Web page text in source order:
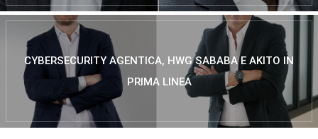
CYBERSECURITY AGENTICA, HWG SABABA E AKITO IN
PRIMA LINEA